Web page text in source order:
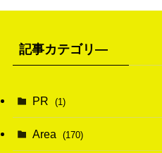
記事カテゴリ―
PR (1)
Area (170)